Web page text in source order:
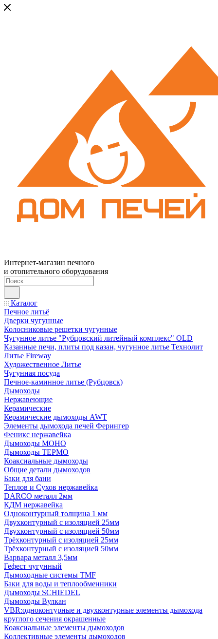
Интернет-магазин печного
и отопительного оборудования
Каталог
Печное литьё
Дверки чугунные
Колосниковые решетки чугунные
Чугунное литье "Рубцовский литейный комплекс" OLD
Казанные печи, плиты под казан, чугунное литье Технолит
Литье Fireway
Художественное Литье
Чугунная посуда
Печное-каминное литье (Рубцовск)
Дымоходы
Нержавеющие
Керамические
Керамические дымоходы AWT
Элементы дымохода печей Ферингер
Феникс нержавейка
Дымоходы МОНО
Дымоходы ТЕРМО
Коаксиальные дымоходы
Общие детали дымоходов
Баки для бани
Теплов и Сухов нержавейка
DARCO металл 2мм
КДМ нержавейка
Одноконтурный толщина 1 мм
Двухконтурный с изоляцией 25мм
Двухконтурный с изоляцией 50мм
Трёхконтурный с изоляцией 25мм
Трёхконтурный с изоляцией 50мм
Варвара металл 3,5мм
Гефест чугунный
Дымоходные системы TMF
Баки для воды и теплообменники
Дымоходы SCHIEDEL
Дымоходы Вулкан
VBR:одноконтурные и двухконтурные элементы дымохода
круглого сечения окрашенные
Коаксиальные элементы дымоходов
Коллективные элементы дымоходов